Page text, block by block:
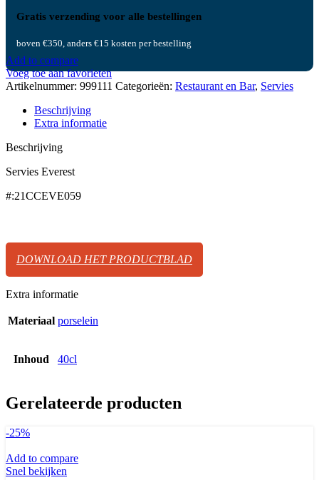
Gratis verzending voor alle bestellingen
boven €350, anders €15 kosten per bestelling
Add to compare
Voeg toe aan favorieten
Artikelnummer: 999111 Categorieën: Restaurant en Bar, Servies
Beschrijving
Extra informatie
Beschrijving
Servies Everest
#:21CCEVE059
DOWNLOAD HET PRODUCTBLAD
Extra informatie
Materiaal porselein
Inhoud 40cl
Gerelateerde producten
-25%
Add to compare
Snel bekijken